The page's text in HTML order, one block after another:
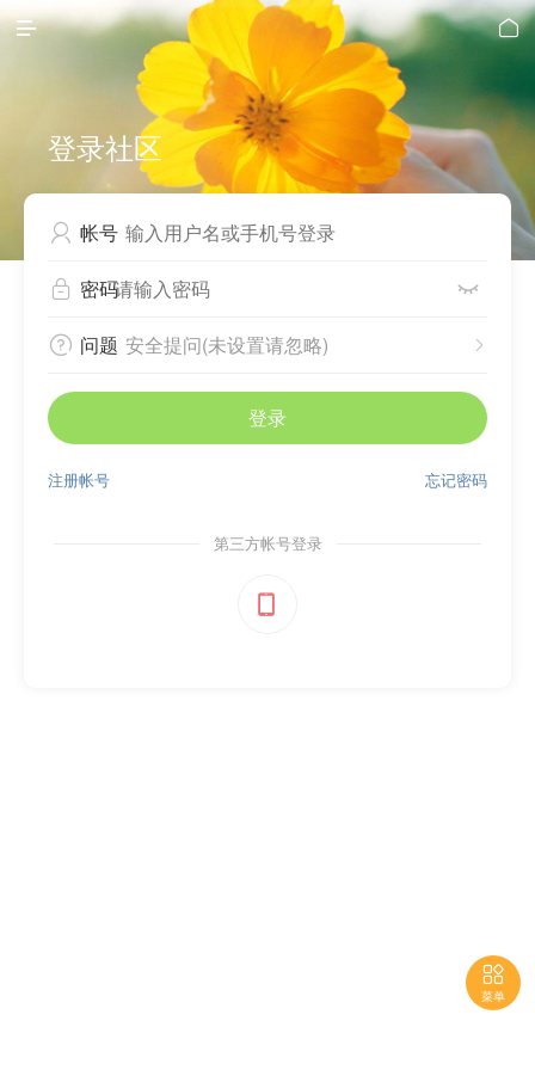
 
登录社区
 帐号
 密码 
 问题 
安全提问(未设置请忽略)
登录
忘记密码
注册帐号
第三方帐号登录


菜单